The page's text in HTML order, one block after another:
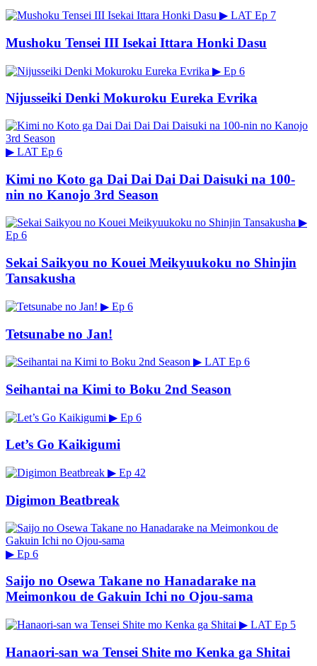
▶ LAT Ep 7
Mushoku Tensei III Isekai Ittara Honki Dasu
▶ Ep 6
Nijusseiki Denki Mokuroku Eureka Evrika
▶ LAT Ep 6
Kimi no Koto ga Dai Dai Dai Dai Daisuki na 100-
nin no Kanojo 3rd Season
▶
Ep 6
Sekai Saikyou no Kouei Meikyuukoku no Shinjin
Tansakusha
▶ Ep 6
Tetsunabe no Jan!
▶ LAT Ep 6
Seihantai na Kimi to Boku 2nd Season
▶ Ep 6
Let’s Go Kaikigumi
▶ Ep 42
Digimon Beatbreak
▶ Ep 6
Saijo no Osewa Takane no Hanadarake na
Meimonkou de Gakuin Ichi no Ojou-sama
▶ LAT Ep 5
Hanaori-san wa Tensei Shite mo Kenka ga Shitai